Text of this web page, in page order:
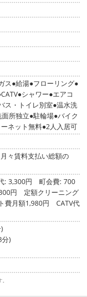
ス 給湯 フローリング
CATV シャワー エアコ
ス・トイレ別室 温水洗
面所独立 駐輪場 バイク
ネット無料 2人入居可
賃料支払い総額の
: 3,300円
町会費: 700
円 定額クリーニング
月額1,980円 CATV代
)